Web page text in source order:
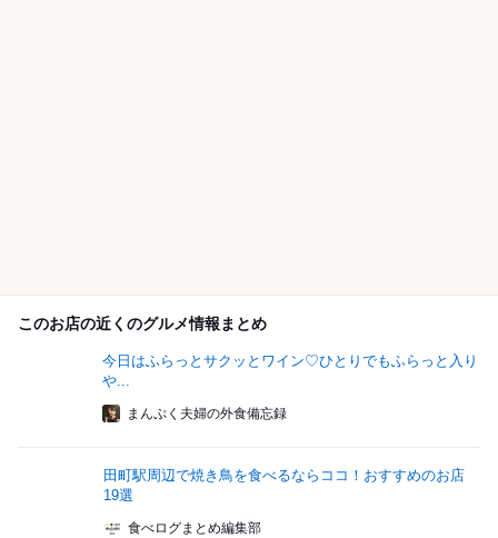
このお店の近くのグルメ情報まとめ
今日はふらっとサクッとワイン♡ひとりでもふらっと入り
や...
まんぷく夫婦の外食備忘録
田町駅周辺で焼き鳥を食べるならココ！おすすめのお店
19選
食べログまとめ編集部